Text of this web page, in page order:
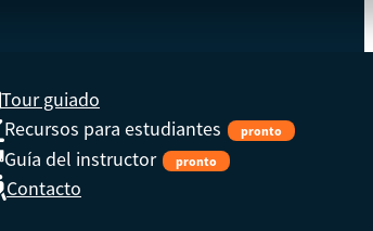
Tour guiado
Recursos para estudiantes
pronto
Guía del instructor pronto
Contacto